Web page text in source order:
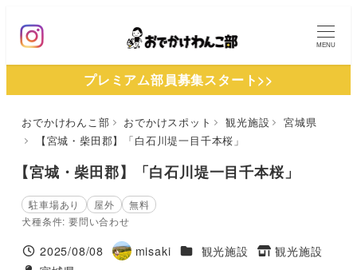
ン
MENU
プレミアム部員募集スタート>>
おでかけわんこ部 おでかけスポット 観光施設
宮城県
【宮城・柴田郡】「白石川堤一目千本桜」
【宮城・柴田郡】「白石川堤一目千本桜」
駐車場あり 屋外
無料
犬種条件: 要問い合わせ
投稿日
2025/08/08
著
misaki 施設ジャンル
観光施設
タグ
観光施設